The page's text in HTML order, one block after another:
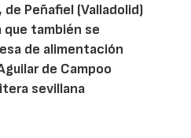
Peñafiel (Valladolid)
que también se
de alimentación
de Campoo
sevillana